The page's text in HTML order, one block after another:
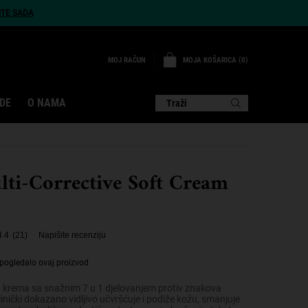
SADA
MOJ RAČUN MOJA KOŠARICA 0
0 PROIZVOD
O NAMA Traži
Corrective Soft Cream
(21) Napišite recenziju
ovaj proizvod
krema sa snažnim 7 u 1 djelovanjem protiv znakova
dokazano vidljivo učvršćuje i podiže kožu, smanjuje